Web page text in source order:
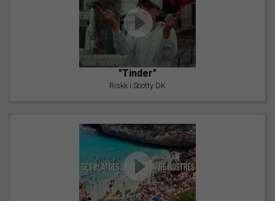
"Tinder"
Riskk i Scotty DK